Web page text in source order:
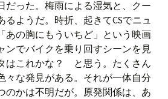
だった。梅雨による湿気と、クー
るようだ。時折、起きてCSでニュ
あの胸にもういちど」という映画
ンでバイクを乗り回すシーンを見
はこれかな？ と思う。たくさん
々な発見がある。それが一体自分
のかは不明だが。原発関係は、あ